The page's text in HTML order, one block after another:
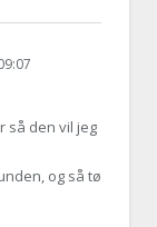
den vil jeg
og så tø